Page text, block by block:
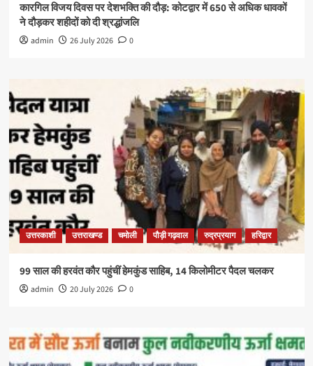
कारगिल विजय दिवस पर देशभक्ति की दौड़: कोटद्वार में 650 से अधिक धावकों
ने दौड़कर शहीदों को दी श्रद्धांजलि
admin 26 July 2026 0
उत्तरकाशी उत्तराखण्ड चमोली पौड़ी गढ़वाल रुद्रप्रयाग हरिद्वार
99 साल की हरवंत कौर पहुंचीं हेमकुंड साहिब, 14 किलोमीटर पैदल चलकर
admin 20 July 2026 0